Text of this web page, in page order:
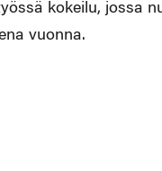
kokeilu, jossa
vuonna.